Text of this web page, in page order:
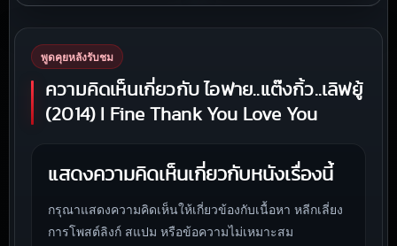
พูดคุยหลังรับชม
ความคิดเห็นเกี่ยวกับ ไอฟาย..แต๊งกิ้ว..เลิฟยู้
(2014) I Fine Thank You Love You
แสดงความคิดเห็นเกี่ยวกับหนังเรื่องนี้
กรุณาแสดงความคิดเห็นให้เกี่ยวข้องกับเนื้อหา หลีกเลี่ยง
การโพสต์ลิงก์ สแปม หรือข้อความไม่เหมาะสม